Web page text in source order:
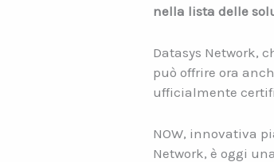
nella lista delle
Datasys Network,
può offrire ora
ufficialmente
NOW, innovativa
Network, è oggi